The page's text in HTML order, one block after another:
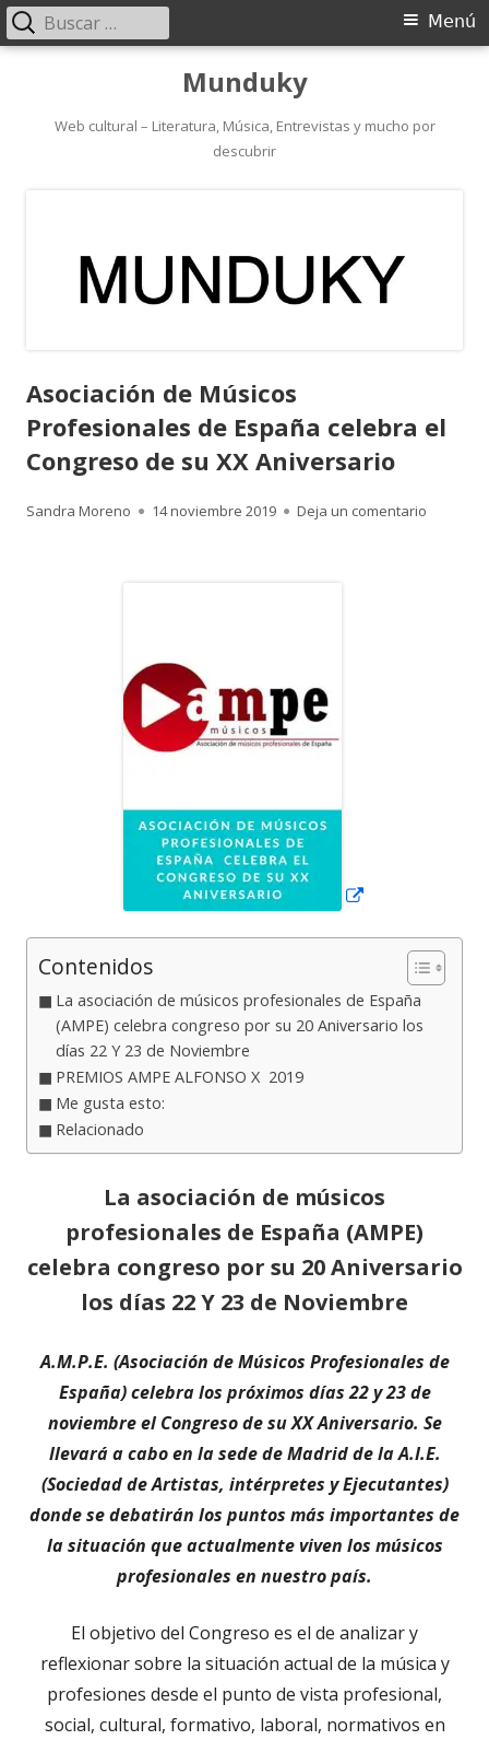
contenido
Munduky
Web cultural – Literatura, Música, Entrevistas y mucho por
descubrir
Menú
Menú
Buscar:
Asociación de Músicos
Profesionales de España celebra el
Congreso de su XX Aniversario
Autor
Sandra Moreno
Publicado
14 noviembre 2019 Deja un comentario
Contenidos
La asociación de músicos profesionales de España
(AMPE) celebra congreso por su 20 Aniversario los
días 22 Y 23 de Noviembre
PREMIOS AMPE ALFONSO X 2019
Me gusta esto:
Relacionado
La asociación de músicos
profesionales de España (AMPE)
celebra congreso por su 20 Aniversario
los días 22 Y 23 de Noviembre
A.M.P.E. (Asociación de Músicos Profesionales de
España) celebra los próximos días 22 y 23 de
noviembre el Congreso de su XX Aniversario. Se
llevará a cabo en la sede de Madrid de la A.I.E.
(Sociedad de Artistas, intérpretes y Ejecutantes)
donde se debatirán los puntos más importantes de
la situación que actualmente viven los músicos
profesionales en nuestro país.
El objetivo del Congreso es el de analizar y
reflexionar sobre la situación actual de la música y
profesiones desde el punto de vista profesional,
social, cultural, formativo, laboral, normativos en